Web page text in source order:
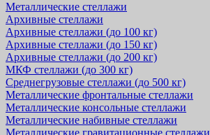
Металлические стеллажи
Архивные стеллажи
Архивные стеллажи (до 100 кг)
Архивные стеллажи (до 150 кг)
Архивные стеллажи (до 200 кг)
МКФ стеллажи (до 300 кг)
Среднегрузовые стеллажи (до 500 кг)
Металлические фронтальные стеллажи
Металлические консольные стеллажи
Металлические набивные стеллажи
Металлические гравитационные стеллажи